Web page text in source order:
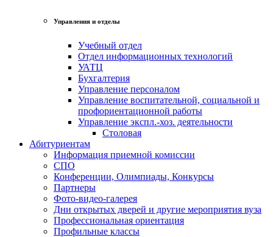
Управления и отделы
Учебный отдел
Отдел информационных технологий
УАТЦ
Бухгалтерия
Управление персоналом
Управление воспитательной, социальной и
профориентационной работы
Управление экспл.-хоз. деятельности
Столовая
Абитуриентам
Информация приемной комиссии
СПО
Конференции, Олимпиады, Конкурсы
Партнеры
Фото-видео-галерея
Дни открытых дверей и другие мероприятия вуза
Профессиональная ориентация
Профильные классы